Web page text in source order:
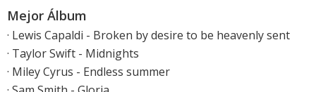
Mejor Álbum
· Lewis Capaldi - Broken by desire to be heavenly sent
· Taylor Swift - Midnights
· Miley Cyrus - Endless summer